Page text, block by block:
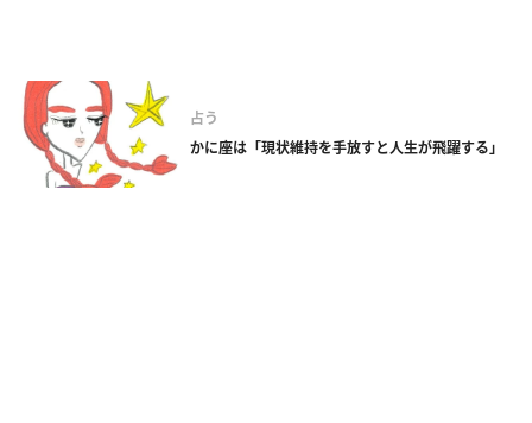
占う
かに座は「現状維持を手放すと人生が飛躍する」